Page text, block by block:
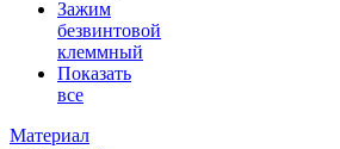
Зажим
безвинтовой
клеммный
Показать
все
Материал